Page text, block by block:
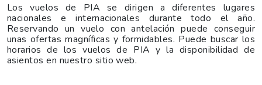
Los vuelos de PIA se dirigen a diferentes lugares
nacionales e internacionales durante todo el año.
Reservando un vuelo con antelación puede conseguir
unas ofertas magníficas y formidables. Puede buscar los
horarios de los vuelos de PIA y la disponibilidad de
asientos en nuestro sitio web.